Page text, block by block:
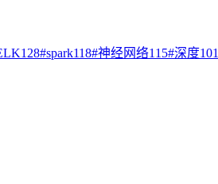
128#spark118#神经网络115#深度101